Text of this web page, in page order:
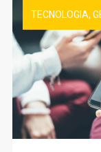
TECNOLOGIA,